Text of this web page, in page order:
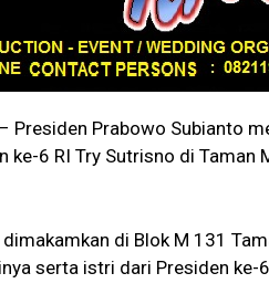
Presiden Prabowo Subianto
ke-6 RI Try Sutrisno di Taman
di Blok M 131
serta istri dari Presiden ke-